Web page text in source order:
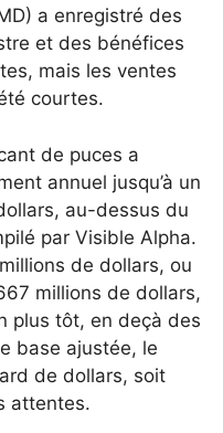
a enregistré des
et des bénéfices
mais les ventes
courtes.
de puces a
annuel jusqu’à un
au-dessus du
par Visible Alpha.
de dollars, ou
millions de dollars,
plus tôt, en deçà des
base ajustée, le
de dollars, soit
attentes.